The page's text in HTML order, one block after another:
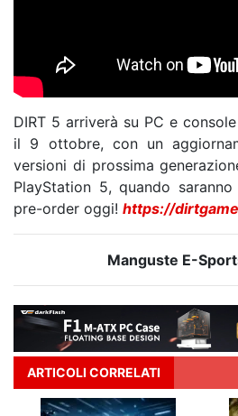
DIRT 5 arriverà su PC e
il 9 ottobre, con un
versioni di prossima
PlayStation 5, quando
pre-order oggi! https://
Manguste E-
ARTICOLI CORRELATI